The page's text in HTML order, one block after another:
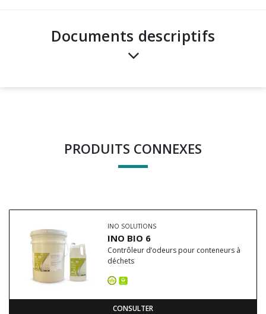
Documents descriptifs
PRODUITS CONNEXES
INO SOLUTIONS
INO BIO 6
Contrôleur d’odeurs pour conteneurs à
déchets
CONSULTER